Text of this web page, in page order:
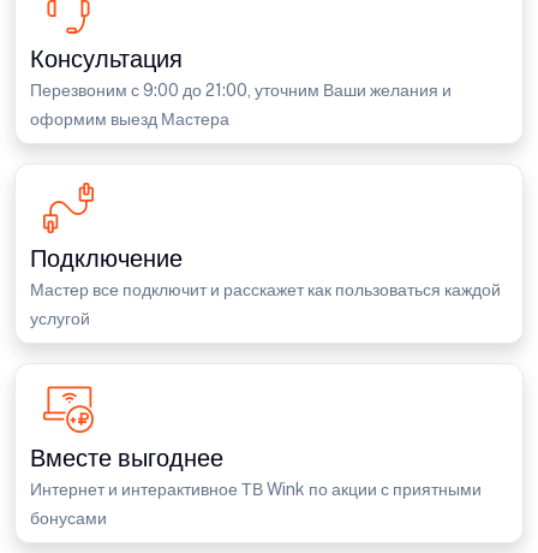
Консультация
Перезвоним с 9:00 до 21:00, уточним Ваши желания и
оформим выезд Мастера
Подключение
Мастер все подключит и расскажет как пользоваться каждой
услугой
Вместе выгоднее
Интернет и интерактивное ТВ Wink по акции с приятными
бонусами